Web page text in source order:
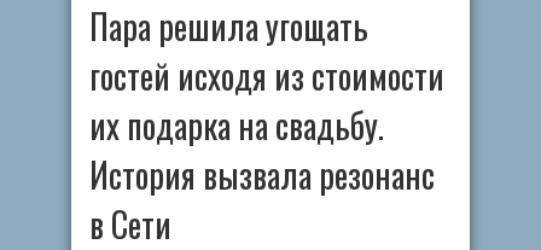
Пара решила угощать
гостей исходя из стоимости
их подарка на свадьбу.
История вызвала резонанс
в Сети